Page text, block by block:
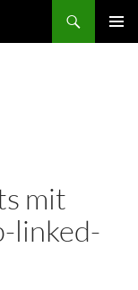
mit
linked-